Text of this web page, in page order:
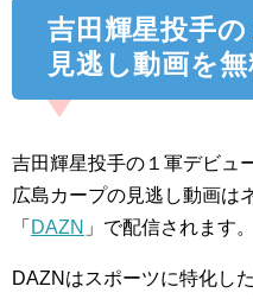
吉田輝星投手
見逃し動画を
吉田輝星投手の１軍デビュ
広島カープの見逃し動画は
「 DAZN 」で配信されます。
DAZNはスポーツに特化し